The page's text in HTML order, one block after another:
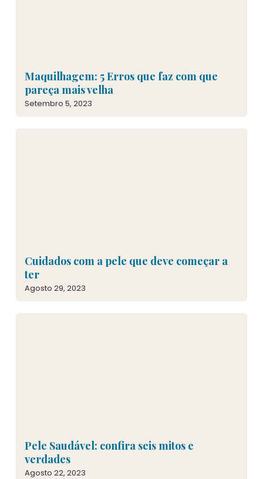
Maquilhagem: 5 Erros que faz com que
pareça mais velha
Setembro 5, 2023
Cuidados com a pele que deve começar a
ter
Agosto 29, 2023
Pele Saudável: confira seis mitos e
verdades
Agosto 22, 2023